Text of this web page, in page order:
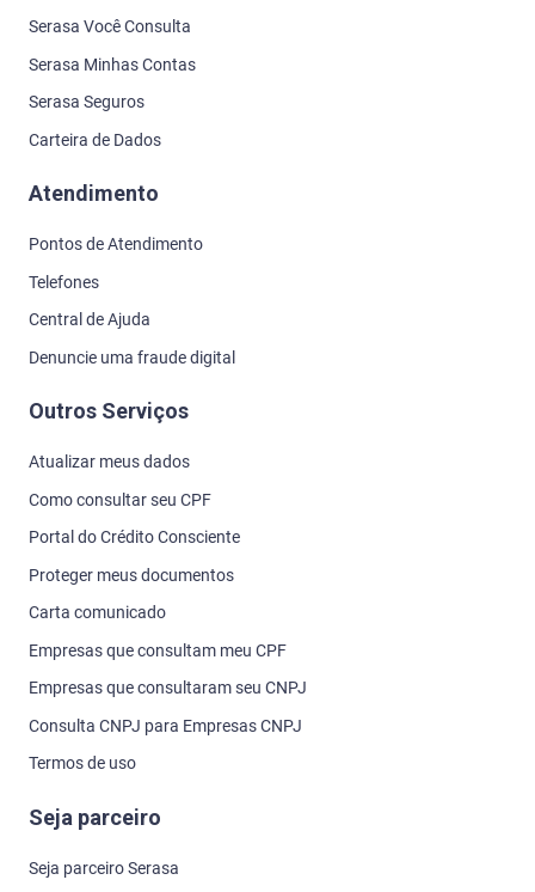
Serasa Você Consulta
Serasa Minhas Contas
Serasa Seguros
Carteira de Dados
Atendimento
Pontos de Atendimento
Telefones
Central de Ajuda
Denuncie uma fraude digital
Outros Serviços
Atualizar meus dados
Como consultar seu CPF
Portal do Crédito Consciente
Proteger meus documentos
Carta comunicado
Empresas que consultam meu CPF
Empresas que consultaram seu CNPJ
Consulta CNPJ para Empresas CNPJ
Termos de uso
Seja parceiro
Seja parceiro Serasa